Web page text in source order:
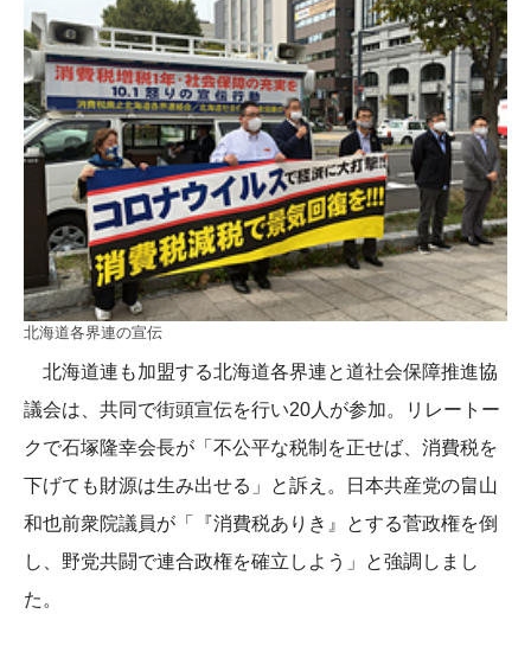
北海道各界連の宣伝
北海道連も加盟する北海道各界連と道社会保障推進協
議会は、共同で街頭宣伝を行い20人が参加。リレートー
クで石塚隆幸会長が「不公平な税制を正せば、消費税を
下げても財源は生み出せる」と訴え。日本共産党の畠山
和也前衆院議員が「『消費税ありき』とする菅政権を倒
し、野党共闘で連合政権を確立しよう」と強調しまし
た。